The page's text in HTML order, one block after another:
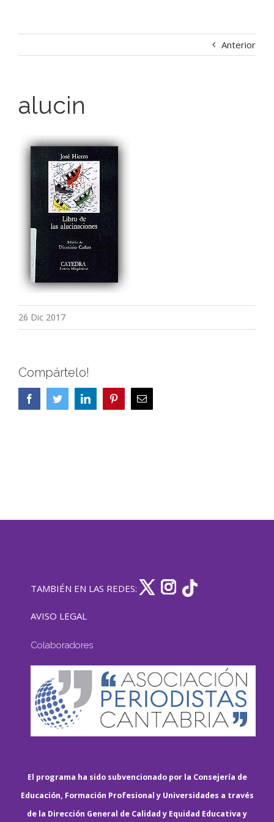
Anterior
alucin
26 Dic 2017
Compártelo!
FacebookTwitterLinkedIn PinterestCorreo
electrónico
TAMBIÉN EN LAS REDES:
AVISO LEGAL
Colaboradores
El programa ha sido subvencionado por la Consejería de
Educación, Formación Profesional y Universidades a través
de la Dirección General de Calidad y Equidad Educativa y